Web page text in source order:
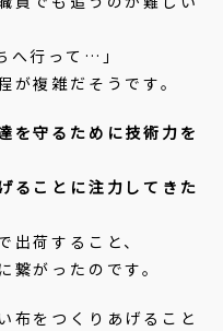
へ行って…」
が複雑だそうです。
を守るために技術力を
ることに注力してきた
出荷すること、
繋がったのです。
布をつくりあげること